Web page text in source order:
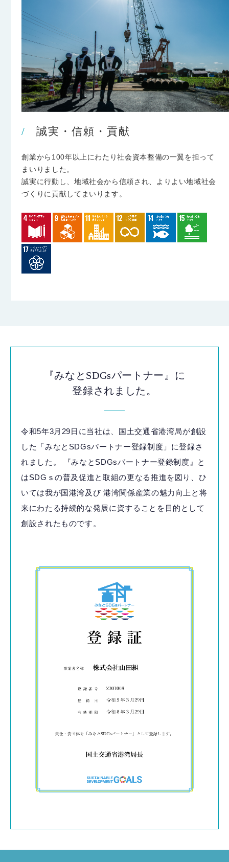
誠実・信頼・貢献
創業から100年以上にわたり社会資本整備の一翼を担って
まいりました。
誠実に行動し、地域社会から信頼され、よりよい地域社会
づくりに貢献してまいります。
『みなとSDGsパートナー』に
登録されました。
令和5年3月29日に当社は、国土交通省港湾局が創設
した「みなとSDGsパートナー登録制度」に登録さ
れました。
『みなとSDGsパートナー登録制度』と
はSDGｓの普及促進と取組の更なる推進を図り、ひ
いては我が国港湾及び港湾関係産業の魅力向上と将
来にわたる持続的な発展に資することを目的として
創設されたものです。